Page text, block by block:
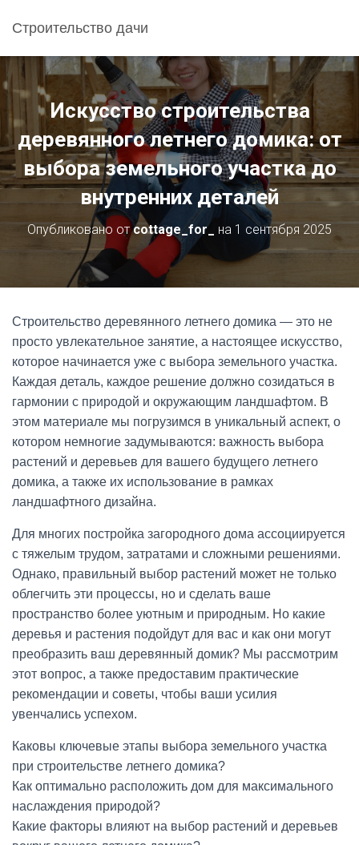
Строительство дачи
Искусство строительства
деревянного летнего домика: от
выбора земельного участка до
внутренних деталей
Опубликовано отcottage_for_ на 1 сентября 2025
Строительство деревянного летнего домика — это не
просто увлекательное занятие, а настоящее искусство,
которое начинается уже с выбора земельного участка.
Каждая деталь, каждое решение должно созидаться в
гармонии с природой и окружающим ландшафтом. В
этом материале мы погрузимся в уникальный аспект, о
котором немногие задумываются: важность выбора
растений и деревьев для вашего будущего летнего
домика, а также их использование в рамках
ландшафтного дизайна.
Для многих постройка загородного дома ассоциируется
с тяжелым трудом, затратами и сложными решениями.
Однако, правильный выбор растений может не только
облегчить эти процессы, но и сделать ваше
пространство более уютным и природным. Но какие
деревья и растения подойдут для вас и как они могут
преобразить ваш деревянный домик? Мы рассмотрим
этот вопрос, а также предоставим практические
рекомендации и советы, чтобы ваши усилия
увенчались успехом.
Каковы ключевые этапы выбора земельного участка
при строительстве летнего домика?
Как оптимально расположить дом для максимального
наслаждения природой?
Какие факторы влияют на выбор растений и деревьев